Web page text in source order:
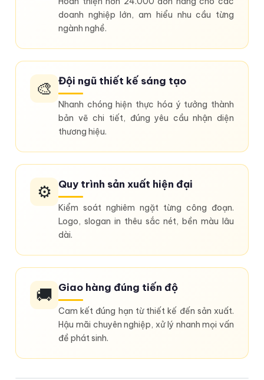
doanh nghiệp lớn, am hiểu nhu cầu từng
ngành nghề.
🎨 Đội ngũ thiết kế sáng tạo
Nhanh chóng hiện thực hóa ý tưởng thành
bản vẽ chi tiết, đúng yêu cầu nhận diện
thương hiệu.
⚙️ Quy trình sản xuất hiện đại
Kiểm soát nghiêm ngặt từng công đoạn.
Logo, slogan in thêu sắc nét, bền màu lâu
dài.
🚚 Giao hàng đúng tiến độ
Cam kết đúng hạn từ thiết kế đến sản xuất.
Hậu mãi chuyên nghiệp, xử lý nhanh mọi vấn
đề phát sinh.